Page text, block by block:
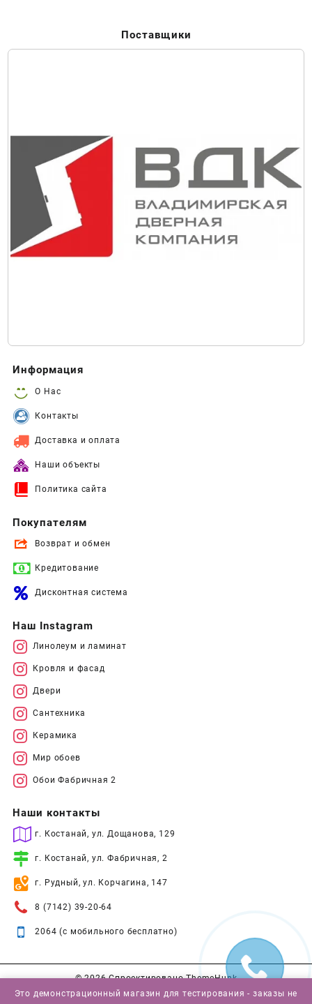
Поставщики
Информация
О Нас
Контакты
Доставка и оплата
Наши объекты
Политика сайта
Покупателям
Возврат и обмен
Кредитование
Дисконтная система
Наш Instagram
Линолеум и ламинат
Кровля и фасад
Двери
Сантехника
Керамика
Мир обоев
Обои Фабричная 2
Наши контакты
г. Костанай, ул. Дощанова, 129
г. Костанай, ул. Фабричная, 2
г. Рудный, ул. Корчагина, 147
8 (7142) 39-20-64
2064 (с мобильного бесплатно)
© 2026Спроектировано ThemeHunk
Это демонстрационный магазин для тестирования - заказы не